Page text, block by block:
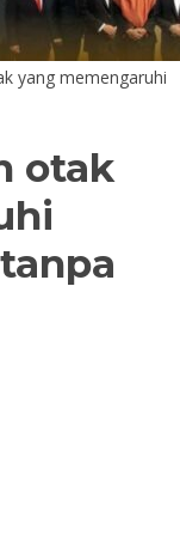
yang memengaruhi
otak